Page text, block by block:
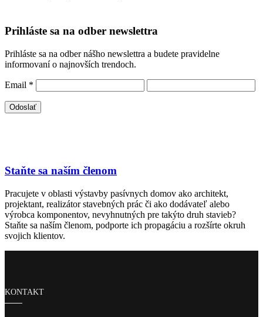
Prihláste sa na odber newslettra
Prihláste sa na odber nášho newslettra a budete pravidelne
informovaní o najnovších trendoch.
Email *
Staňte sa naším členom
Pracujete v oblasti výstavby pasívnych domov ako architekt,
projektant, realizátor stavebných prác či ako dodávateľ alebo
výrobca komponentov, nevyhnutných pre takýto druh stavieb?
Staňte sa naším členom, podporte ich propagáciu a rozšírte okruh
svojich klientov.
KONTAKT